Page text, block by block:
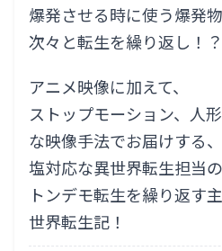
爆発させる時に使う爆発物
次々と転生を繰り返し！？
アニメ映像に加えて、
ストップモーション、人
な映像手法でお届けする、
塩対応な異世界転生担当
トンデモ転生を繰り返す
世界転生記！